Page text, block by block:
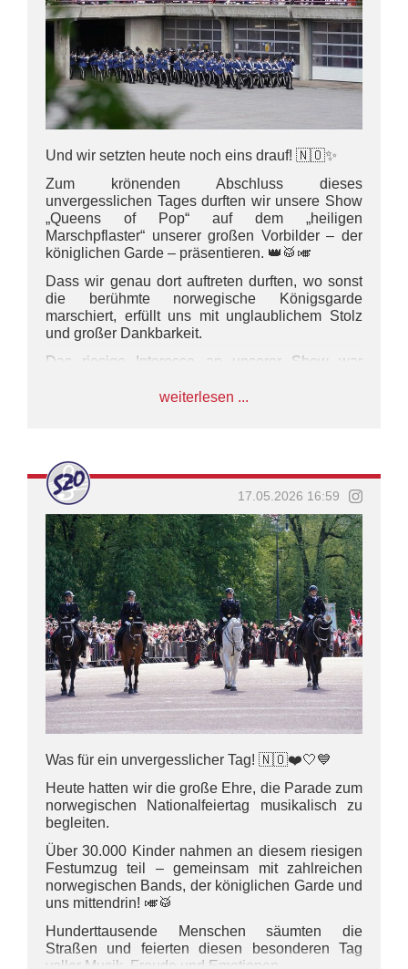
Und wir setzten heute noch eins drauf! 🇳🇴✨
Zum krönenden Abschluss dieses
unvergesslichen Tages durften wir unsere Show
„Queens of Pop“ auf dem „heiligen
Marschpflaster“ unserer großen Vorbilder – der
königlichen Garde – präsentieren. 👑🥁🎺
Dass wir genau dort auftreten durften, wo sonst
die berühmte norwegische Königsgarde
marschiert, erfüllt uns mit unglaublichem Stolz
und großer Dankbarkeit.
Das riesige Interesse an unserer Show war
die Kaserne und feierten gemeinsam mit uns
#hmkongensgarde #17may #norwegen
weiterlesen ...
17.05.2026 16:59
Was für ein unvergesslicher Tag! 🇳🇴❤️🤍💙
Heute hatten wir die große Ehre, die Parade zum
norwegischen Nationalfeiertag musikalisch zu
begleiten.
Über 30.000 Kinder nahmen an diesem riesigen
Festumzug teil – gemeinsam mit zahlreichen
norwegischen Bands, der königlichen Garde und
uns mittendrin! 🎺🥁
Hunderttausende Menschen säumten die
Straßen und feierten diesen besonderen Tag